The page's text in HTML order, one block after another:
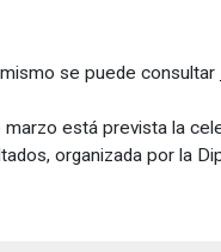
se puede consultar
marzo está prevista la
organizada por la